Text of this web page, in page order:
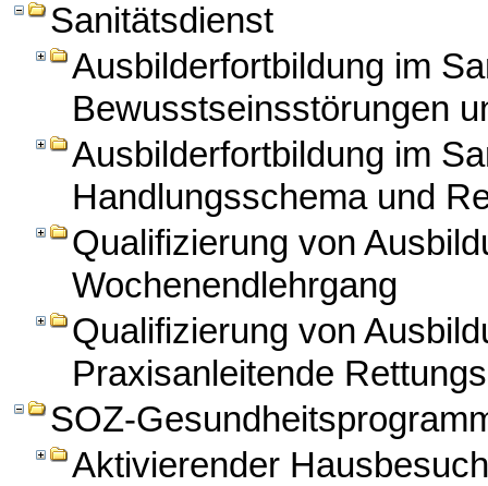
Sanitätsdienst
Ausbilderfortbildung im
Bewusstseinsstörungen
Ausbilderfortbildung im
Handlungsschema und
Qualifizierung von
Wochenendlehrgang
Qualifizierung von
Praxisanleitende
SOZ-
Aktivierender Hausbesuch